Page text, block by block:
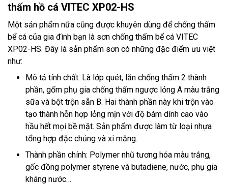
thấm hồ cá VITEC XP02-HS
Một sản phẩm nữa cũng được khuyên dùng để chống thấm
bể cá của gia đình bạn là sơn chống thấm bể cá VITEC
XP02-HS. Đây là sản phẩm sơn có những đặc điểm ưu việt
như:
Mô tả tính chất: Là lớp quét, lăn chống thấm 2 thành
phần, gốm phụ gia chống thấm ngược lỏng A màu trắng
sữa và bột trộn sẵn B. Hai thành phần này khi trộn vào
tạo thành hỗn hợp lỏng mịn với độ bám dính cao vào
hầu hết mọi bề mặt. Sản phẩm được làm từ loại nhựa
tổng hợp đặc chủng và xi măng.
Thành phần chính: Polymer nhũ tương hóa màu trắng,
gốc đồng polymer styrene và butadiene, nước, phụ gia
kháng nước…